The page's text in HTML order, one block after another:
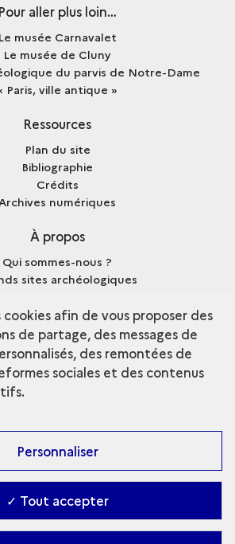
Pour aller plus loin…
Le musée Carnavalet
Le musée de Cluny
du parvis de Notre-Dame
Paris, ville antique »
Ressources
Plan du site
Bibliographie
Crédits
numériques
À propos
Qui sommes-nous ?
sites archéologiques
afin de vous proposer des
de partage, des messages de
des remontées de
sociales et des contenus
Personnaliser
✓ Tout accepter